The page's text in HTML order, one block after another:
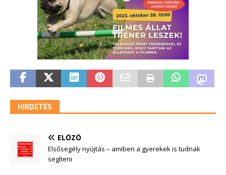
HIRDETÉS
ELŐZŐ
Elsősegély nyújtás – amiben a gyerekek is tudnak
segíteni